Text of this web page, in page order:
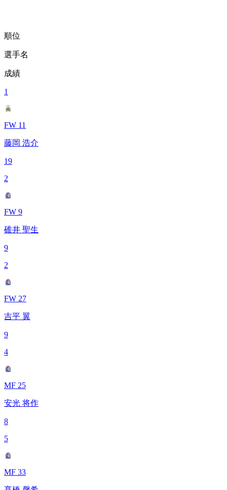
順位
選手名
成績
1
FW 11
藤岡 浩介
19
2
FW 9
碓井 聖生
9
2
FW 27
吉平 翼
9
4
MF 25
安光 将作
8
5
MF 33